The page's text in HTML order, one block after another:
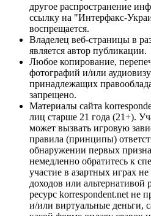
другое распространение
ссылку на "Интерфакс-
воспрещается.
Владелец веб-страницы в
является автор публикации.
Любое копирование,
фотографий и/или
принадлежащих
запрещено.
Материалы сайта
лиц старше 21 года (21+).
может вызвать игровую
правила (принципы)
обнаружении первых
немедленно обратитесь к
участие в азартных играх
доходов или
ресурс korrespondent.net не
и/или виртуальные деньги,